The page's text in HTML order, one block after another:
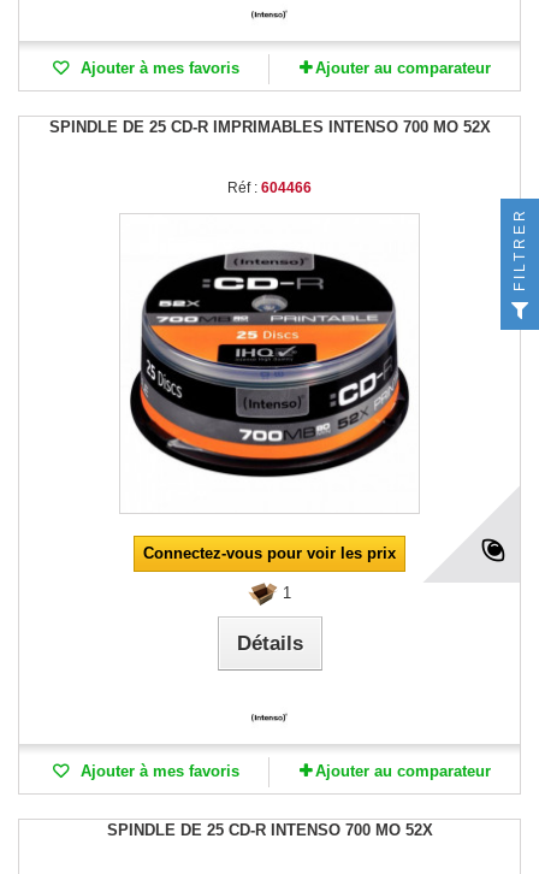
Ajouter à mes favoris Ajouter au comparateur
SPINDLE DE 25 CD-R IMPRIMABLES INTENSO 700 MO 52X
Réf : 604466
Connectez-vous pour voir les prix
1
Détails
Ajouter à mes favoris Ajouter au comparateur
SPINDLE DE 25 CD-R INTENSO 700 MO 52X
FILTRER